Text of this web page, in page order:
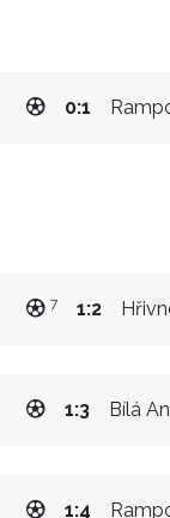
0:1
1:2
7
Bílá
1:3
1:4